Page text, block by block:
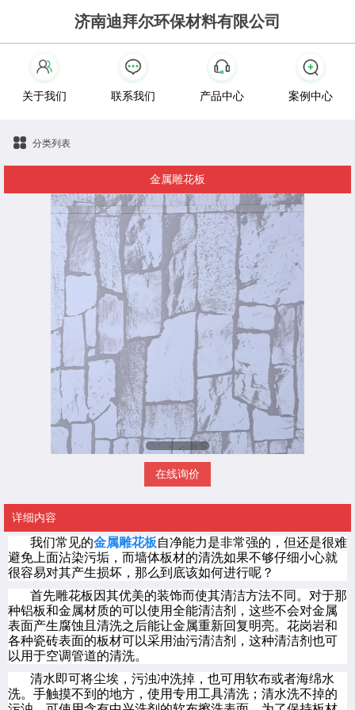
济南迪拜尔环保材料有限公司
关于我们 联系我们 产品中心 案例中心
分类列表
金属雕花板
在线询价
详细内容
我们常见的金属雕花板自净能力是非常强的，但还是很难
避免上面沾染污垢，而墙体板材的清洗如果不够仔细小心就
很容易对其产生损坏，那么到底该如何进行呢？
首先雕花板因其优美的装饰而使其清洁方法不同。对于那
种铝板和金属材质的可以使用全能清洁剂，这些不会对金属
表面产生腐蚀且清洗之后能让金属重新回复明亮。花岗岩和
各种瓷砖表面的板材可以采用油污清洁剂，这种清洁剂也可
以用于空调管道的清洗。
清水即可将尘埃，污浊冲洗掉，也可用软布或者海绵水
洗。手触摸不到的地方，使用专用工具清洗；清水洗不掉的